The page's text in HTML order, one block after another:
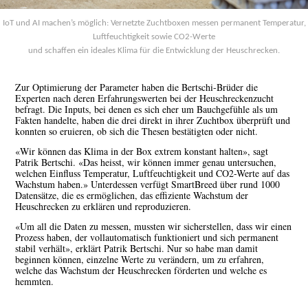
IoT und AI machen’s möglich: Vernetzte Zuchtboxen messen permanent Temperatur,
Luftfeuchtigkeit sowie CO2-Werte
und schaffen ein ideales Klima für die Entwicklung der Heuschrecken.
Zur Optimierung der Parameter haben die Bertschi-Brüder die
Experten nach deren Erfahrungswerten bei der Heuschreckenzucht
befragt. Die Inputs, bei denen es sich eher um Bauchgefühle als um
Fakten handelte, haben die drei direkt in ihrer Zuchtbox überprüft und
konnten so eruieren, ob sich die Thesen bestätigten oder nicht.
«Wir können das Klima in der Box extrem konstant halten», sagt
Patrik Bertschi. «Das heisst, wir können immer genau untersuchen,
welchen Einfluss Temperatur, Luftfeuchtigkeit und CO2-Werte auf das
Wachstum haben.» Unterdessen verfügt SmartBreed über rund 1000
Datensätze, die es ermöglichen, das effiziente Wachstum der
Heuschrecken zu erklären und reproduzieren.
«Um all die Daten zu messen, mussten wir sicherstellen, dass wir einen
Prozess haben, der vollautomatisch funktioniert und sich permanent
stabil verhält», erklärt Patrik Bertschi. Nur so habe man damit
beginnen können, einzelne Werte zu verändern, um zu erfahren,
welche das Wachstum der Heuschrecken förderten und welche es
hemmten.